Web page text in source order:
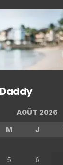
AOÛT 2026
M J
5 6